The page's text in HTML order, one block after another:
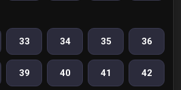
33 34 35 36
39 40 41 42